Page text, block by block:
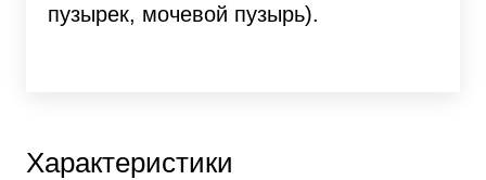
пузырек, мочевой пузырь).
Характеристики